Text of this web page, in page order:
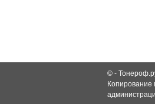
© -
Копирование